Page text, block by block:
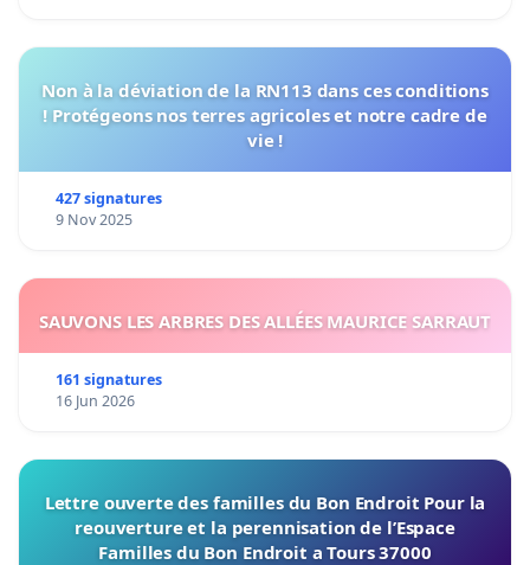
Non à la déviation de la RN113 dans ces conditions
! Protégeons nos terres agricoles et notre cadre de
vie !
427 signatures
9 Nov 2025
SAUVONS LES ARBRES DES ALLÉES MAURICE SARRAUT
161 signatures
16 Jun 2026
Lettre ouverte des familles du Bon Endroit Pour la
reouverture et la perennisation de l’Espace
Familles du Bon Endroit a Tours 37000